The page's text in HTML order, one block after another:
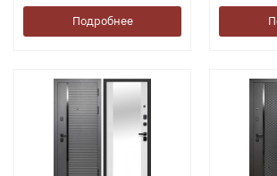
Подробнее